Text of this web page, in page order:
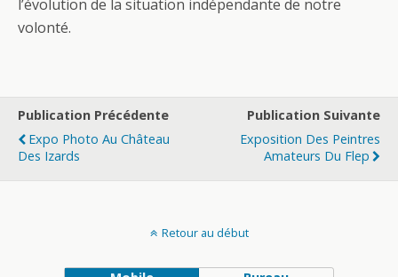
l’évolution de la situation indépendante de notre
volonté.
Publication Précédente
Expo Photo Au Château
Des Izards
Publication Suivante
Exposition Des Peintres
Amateurs Du Flep
Retour au début